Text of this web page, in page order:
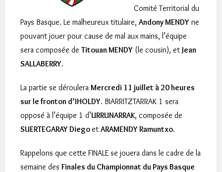
Comité Territorial du
Pays Basque. Le malheureux titulaire,Andony MENDY ne
pouvant jouer pour cause de mal aux mains, l’équipe
sera composée deTitouan MENDY (le cousin), etJean
SALLABERRY.
La partie se dérouleraMercredi 11 juillet à 20 heures
sur le fronton d’IHOLDY. BIARRITZTARRAK 1 sera
opposé à l’équipe 1 d’URRUNARRAK, composée de
SUERTEGARAY DiegoetARAMENDY Ramuntxo.
Rappelons que cette FINALE se jouera dans le cadre de la
semaine desFinales du Championnat du Pays Basque